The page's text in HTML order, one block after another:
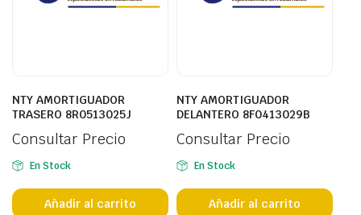
NTY AMORTIGUADOR
TRASERO 8R0513025J
Consultar Precio
En Stock
Añadir al carrito
NTY AMORTIGUADOR
DELANTERO 8F0413029B
Consultar Precio
En Stock
Añadir al carrito